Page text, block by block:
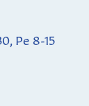
Pe 8-15